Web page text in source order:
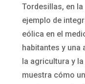
Tordesillas, en
ejemplo de
eólica en el
habitantes y una
la agricultura y
muestra cómo